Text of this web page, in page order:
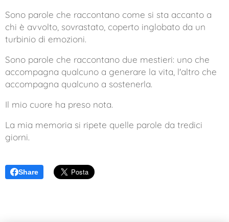
Sono parole che raccontano come si sta accanto a
chi è avvolto, sovrastato, coperto inglobato da un
turbinio di emozioni.
Sono parole che raccontano due mestieri: uno che
accompagna qualcuno a generare la vita, l'altro che
accompagna qualcuno a sostenerla.
Il mio cuore ha preso nota.
La mia memoria si ripete quelle parole da tredici
giorni.
Share